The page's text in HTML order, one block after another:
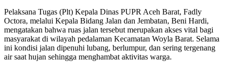
Pelaksana Tugas (Plt) Kepala Dinas PUPR Aceh Barat, Fadly
Octora, melalui Kepala Bidang Jalan dan Jembatan, Beni Hardi,
mengatakan bahwa ruas jalan tersebut merupakan akses vital bagi
masyarakat di wilayah pedalaman Kecamatan Woyla Barat. Selama
ini kondisi jalan dipenuhi lubang, berlumpur, dan sering tergenang
air saat hujan sehingga menghambat aktivitas warga.